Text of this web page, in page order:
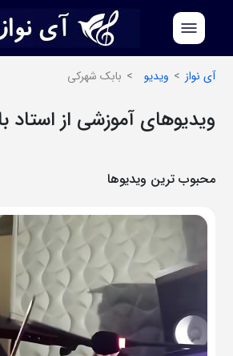
آی نواز
ویدیو بابک شهرکی
ویدیوهای آموزشی از استاد
محبوب ترین ویدیوها